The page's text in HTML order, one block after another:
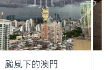
颱風下的澳門